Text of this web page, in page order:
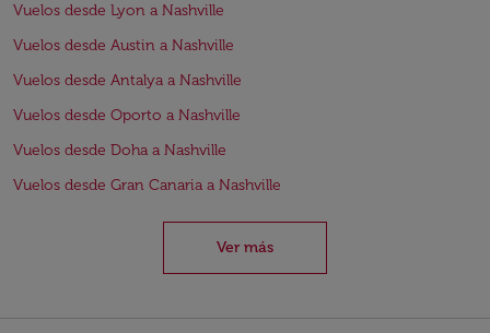
Vuelos desde Lyon a Nashville
Vuelos desde Austin a Nashville
Vuelos desde Antalya a Nashville
Vuelos desde Oporto a Nashville
Vuelos desde Doha a Nashville
Vuelos desde Gran Canaria a Nashville
Ver más